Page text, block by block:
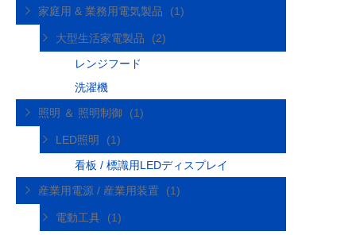
家庭用 & 業務用電気製品 (1)
大型生活家電製品
(2)
レンジフード
洗濯機
照明 ＆ 照明制御
(1)
LED照明
(1)
看板 / 標識用LEDディスプレイ
産業用電源 / 産業用装置
(1)
電動工具
(1)